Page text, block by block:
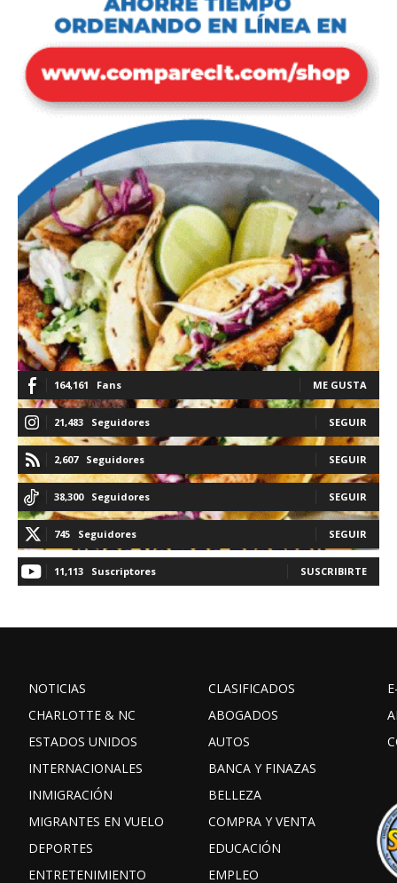
164,161 Fans ME GUSTA
21,483 Seguidores SEGUIR
2,607 Seguidores SEGUIR
38,300 Seguidores SEGUIR
745 Seguidores SEGUIR
11,113 Suscriptores SUSCRIBIRTE
NOTICIAS
CHARLOTTE & NC
ESTADOS UNIDOS
INTERNACIONALES
INMIGRACIÓN
MIGRANTES EN VUELO
DEPORTES
ENTRETENIMIENTO
CLASIFICADOS
ABOGADOS
AUTOS
BANCA Y FINAZAS
BELLEZA
COMPRA Y VENTA
EDUCACIÓN
EMPLEO